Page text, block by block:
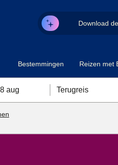
Download
Bestemmingen Reizen met
aug Terugreis